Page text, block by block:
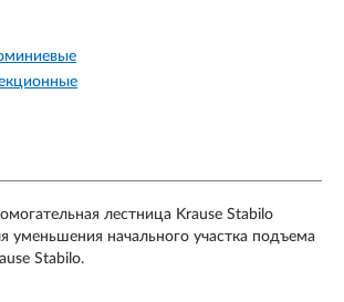
лестница Krause Stabilo
уменьшения начального участка подъема
Stabilo.